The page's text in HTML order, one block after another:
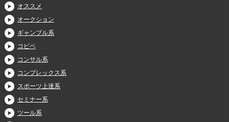
オススメ
オークション
ギャンブル系
コピペ
コンサル系
コンプレックス系
スポーツ上達系
セミナー系
ツール系